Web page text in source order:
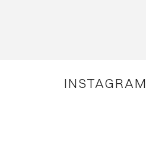
INSTAGRAM